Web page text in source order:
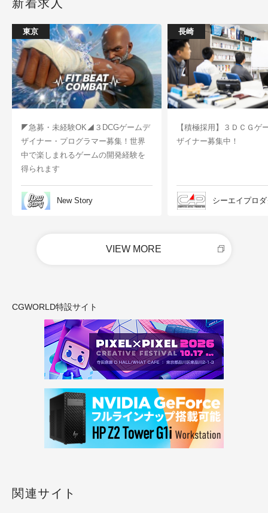
新着求人
東京
◤急募・未経験OK◢３DCGゲームデ
ザイナー・プログラマー募集！世界
中で楽しまれるゲームの開発経験を
得られます
New Story
長崎
【積極採用】３ＤＣＧゲ
ザイナー募集中！
シーエイプロ
VIEW MORE
CGWORLD特設サイト
関連サイト